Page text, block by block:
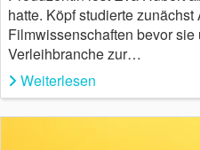
hatte. Köpf studierte
Filmwissenschaften bevor
Verleihbranche zur…
Weiterlesen